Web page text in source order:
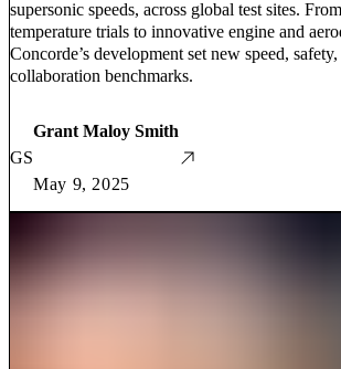
supersonic speeds, across global test sites.
temperature trials to innovative engine and
Concorde’s development set new speed,
collaboration benchmarks.
GS
Grant Maloy Smith
May 9, 2025